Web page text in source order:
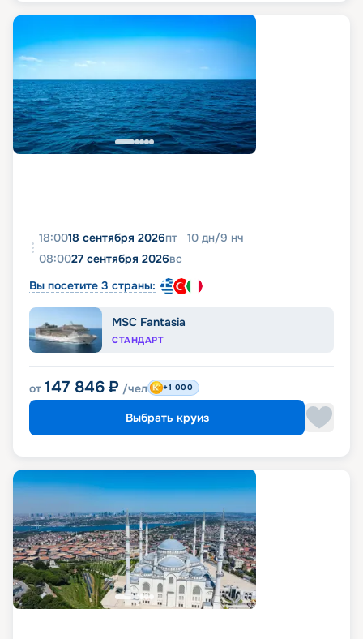
18:0018 сентября 2026пт 10 дн/9 нч
08:0027 сентября 2026вс
Вы посетите 3 страны:
MSC Fantasia
СТАНДАРТ
от 147 846 ₽ /чел +1 000
Выбрать круиз